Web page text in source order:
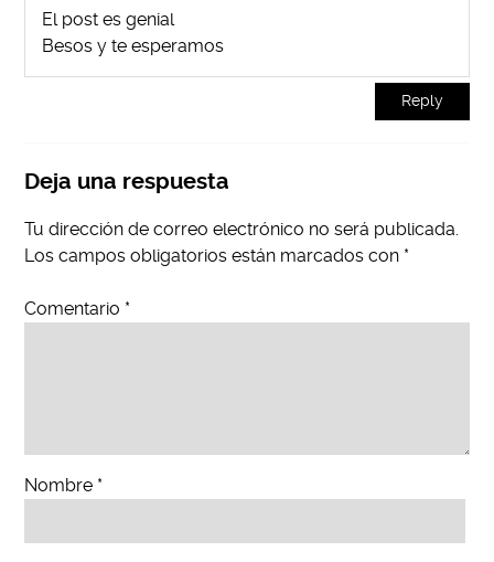
El post es genial
Besos y te esperamos
Reply
Deja una respuesta
Tu dirección de correo electrónico no será publicada.
Los campos obligatorios están marcados con *
Comentario *
Nombre *